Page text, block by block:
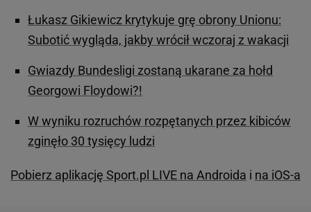
Łukasz Gikiewicz krytykuje grę obrony Unionu:
Subotić wygląda, jakby wrócił wczoraj z wakacji
Gwiazdy Bundesligi zostaną ukarane za hołd
Georgowi Floydowi?!
W wyniku rozruchów rozpętanych przez kibiców
zginęło 30 tysięcy ludzi
Pobierz aplikację Sport.pl LIVE na Androida i na iOS-a